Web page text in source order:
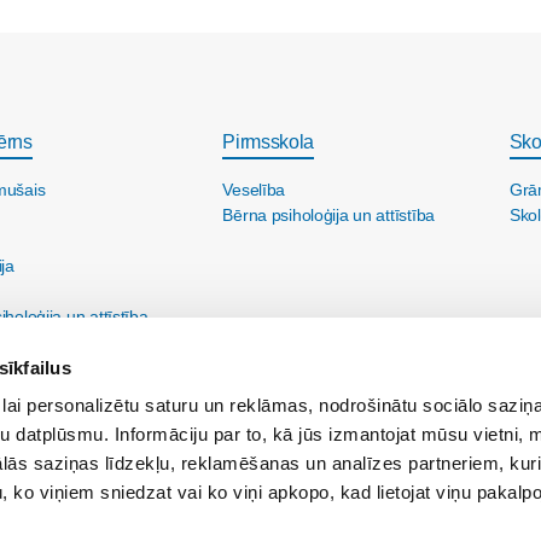
personalizētu saturu un reklāmas, nodrošinātu sociālo
datplūsmu. Informāciju par to, kā jūs izmantojat mūsu vietni,
saziņas līdzekļu, reklamēšanas un analīzes partneriem,
ko viņiem sniedzat vai ko viņi apkopo, kad lietojat viņu
un attīstība
Pirmsskola
Veselība
Bērna psiholoģija un attīstība